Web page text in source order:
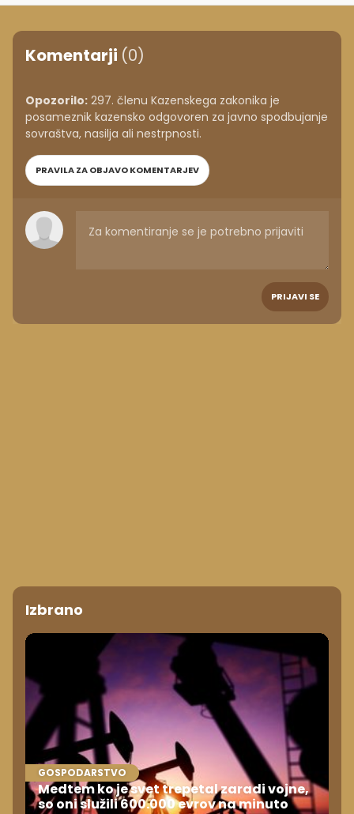
Komentarji (0)
Opozorilo: 297. členu Kazenskega zakonika je
posameznik kazensko odgovoren za javno spodbujanje
sovraštva, nasilja ali nestrpnosti.
PRAVILA ZA OBJAVO KOMENTARJEV
PRIJAVI SE
Izbrano
GOSPODARSTVO
Medtem ko je svet trepetal zaradi vojne,
so oni služili 600.000 evrov na minuto